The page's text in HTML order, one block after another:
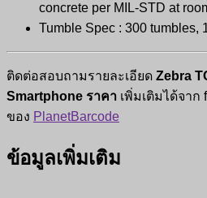
concrete per MIL-STD at
Tumble Spec : 300 tumbles,
ติดต่อสอบถามรายละเอียด Zebra
Smartphone ราคา เพิ่มเติมได้จาก
ของ PlanetBarcode
ข้อมูลเพิ่มเติม